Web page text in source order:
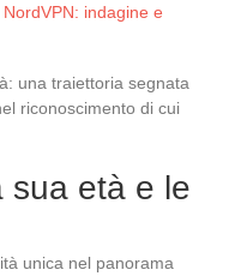
indagine e
una traiettoria segnata
riconoscimento di cui
sua età e le
unica nel panorama